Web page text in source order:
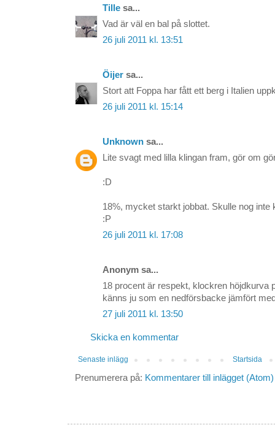
Tille sa...
Vad är väl en bal på slottet.
26 juli 2011 kl. 13:51
Öijer sa...
Stort att Foppa har fått ett berg i Italien
26 juli 2011 kl. 15:14
Unknown sa...
Lite svagt med lilla klingan fram, gör om
:D
18%, mycket starkt jobbat. Skulle nog inte
:P
26 juli 2011 kl. 17:08
Anonym sa...
18 procent är respekt, klockren höjdkurva
känns ju som en nedförsbacke jämfört
27 juli 2011 kl. 13:50
Skicka en kommentar
Senaste inlägg Startsida
Prenumerera på: Kommentarer till inlägget (Atom)